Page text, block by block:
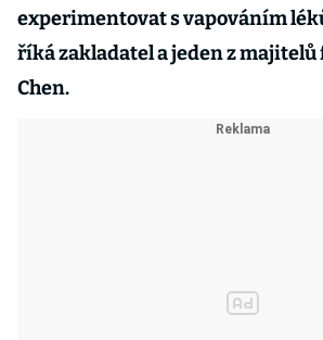
experimentovat s vapováním
říká zakladatel a jeden z
Chen.